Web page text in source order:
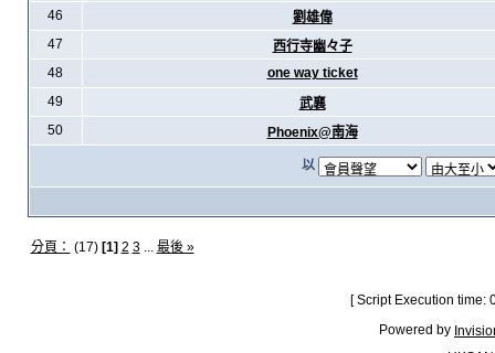
46
劉雄偉
47
西行寺幽々子
48
one way ticket
49
武襄
50
Phoenix@南海
以
分頁： (17) [1] 2 3... 最後 »
[ Script Execution
Powered by